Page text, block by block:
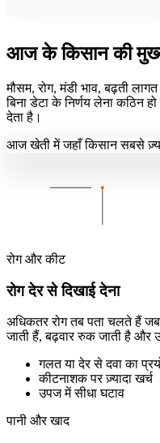
आज के किसान की
मौसम, रोग, मंडी भाव, बढ़ती
बिना डेटा के निर्णय लेना कठिन हो
देता है।
आज खेती में जहाँ किसान सबसे
रोग और कीट
रोग देर से दिखाई देना
अधिकतर रोग तब पता चलते हैं
जाती हैं, बढ़वार रुक जाती है और
गलत या देर से दवा का
कीटनाशक पर ज़्यादा खर्च
उपज में सीधा घटाव
पानी और खाद